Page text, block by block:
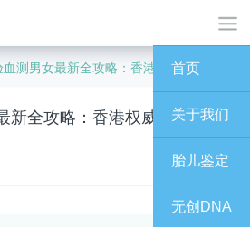
首页
关于我们
胎儿鉴定
无创DNA
测男女最新全攻略：香港权威化验所赴港/邮寄
新全攻略：香港权威化验所赴港/